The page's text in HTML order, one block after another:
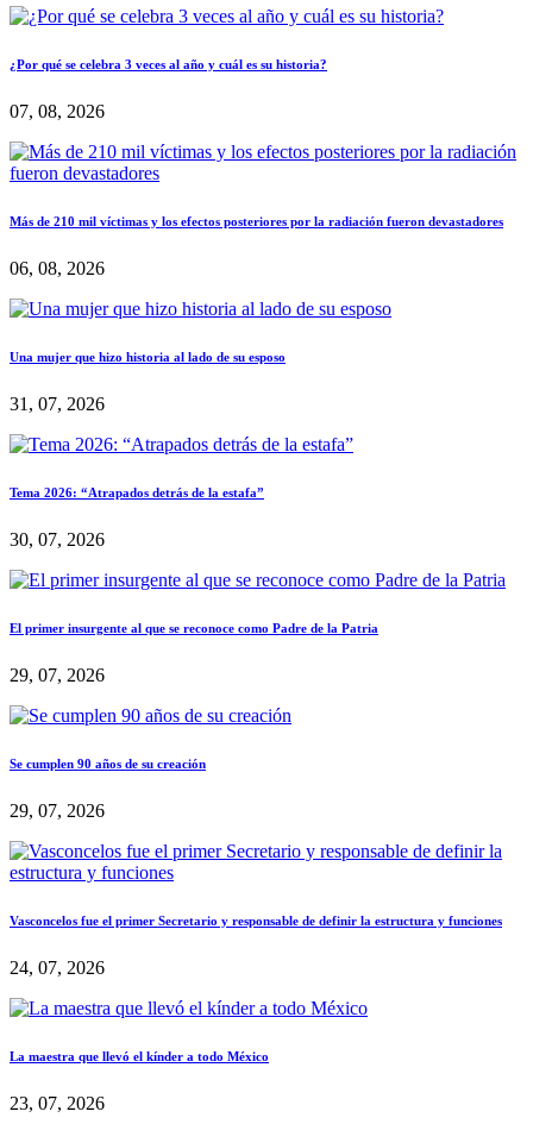
¿Por qué se celebra 3 veces al año y cuál es su historia?
07, 08, 2026
Más de 210 mil víctimas y los efectos posteriores por la radiación fueron devastadores
06, 08, 2026
Una mujer que hizo historia al lado de su esposo
31, 07, 2026
Tema 2026: “Atrapados detrás de la estafa”
30, 07, 2026
El primer insurgente al que se reconoce como Padre de la Patria
29, 07, 2026
Se cumplen 90 años de su creación
29, 07, 2026
Vasconcelos fue el primer Secretario y responsable de definir la estructura y funciones
24, 07, 2026
La maestra que llevó el kínder a todo México
23, 07, 2026